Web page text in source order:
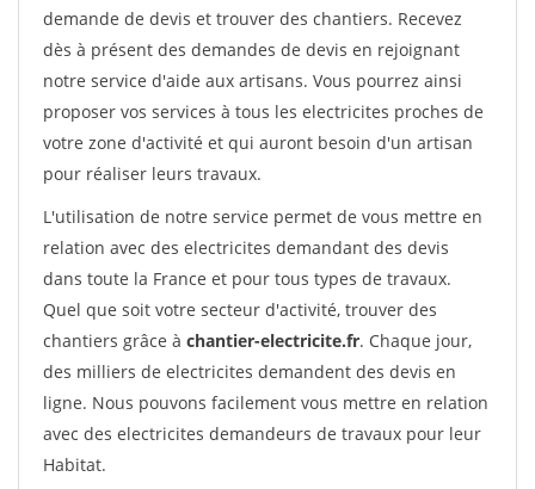
demande de devis et trouver des chantiers. Recevez
dès à présent des demandes de devis en rejoignant
notre service d'aide aux artisans. Vous pourrez ainsi
proposer vos services à tous les electricites proches de
votre zone d'activité et qui auront besoin d'un artisan
pour réaliser leurs travaux.
L'utilisation de notre service permet de vous mettre en
relation avec des electricites demandant des devis
dans toute la France et pour tous types de travaux.
Quel que soit votre secteur d'activité, trouver des
chantiers grâce à chantier-electricite.fr. Chaque jour,
des milliers de electricites demandent des devis en
ligne. Nous pouvons facilement vous mettre en relation
avec des electricites demandeurs de travaux pour leur
Habitat.